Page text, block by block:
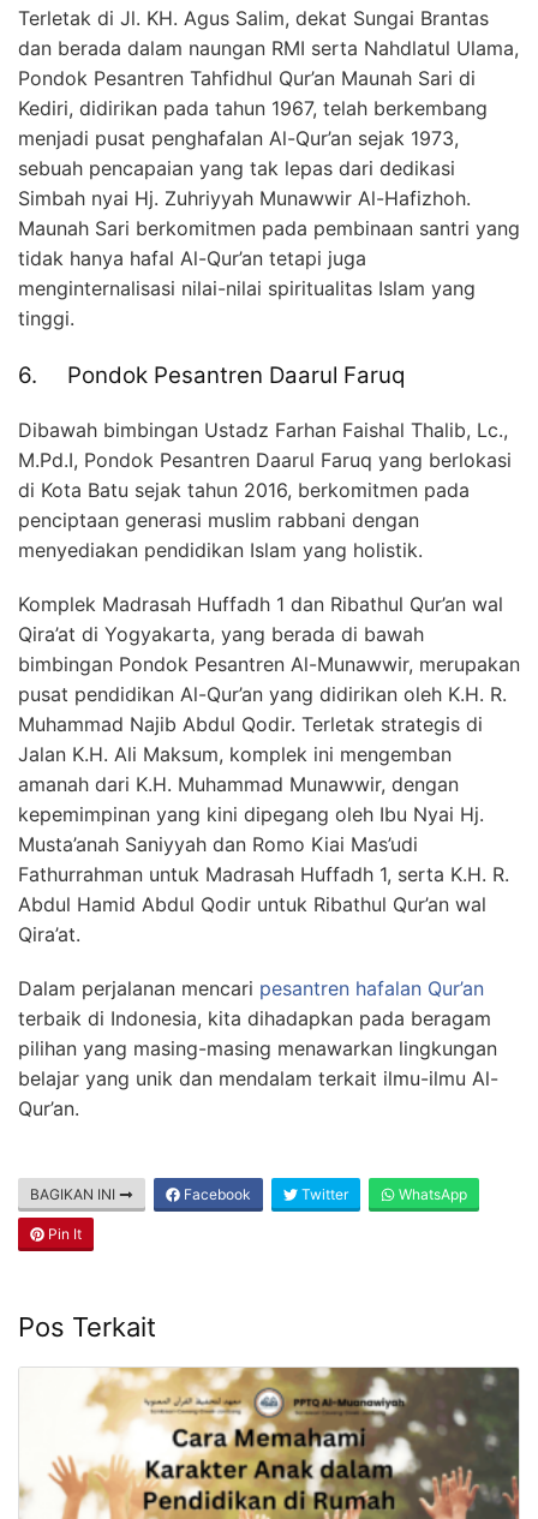
Terletak di Jl. KH. Agus Salim, dekat Sungai Brantas
dan berada dalam naungan RMI serta Nahdlatul Ulama,
Pondok Pesantren Tahfidhul Qur’an Maunah Sari di
Kediri, didirikan pada tahun 1967, telah berkembang
menjadi pusat penghafalan Al-Qur’an sejak 1973,
sebuah pencapaian yang tak lepas dari dedikasi
Simbah nyai Hj. Zuhriyyah Munawwir Al-Hafizhoh.
Maunah Sari berkomitmen pada pembinaan santri yang
tidak hanya hafal Al-Qur’an tetapi juga
menginternalisasi nilai-nilai spiritualitas Islam yang
tinggi.
6. Pondok Pesantren Daarul Faruq
Dibawah bimbingan Ustadz Farhan Faishal Thalib, Lc.,
M.Pd.I, Pondok Pesantren Daarul Faruq yang berlokasi
di Kota Batu sejak tahun 2016, berkomitmen pada
penciptaan generasi muslim rabbani dengan
menyediakan pendidikan Islam yang holistik.
Komplek Madrasah Huffadh 1 dan Ribathul Qur’an wal
Qira’at di Yogyakarta, yang berada di bawah
bimbingan Pondok Pesantren Al-Munawwir, merupakan
pusat pendidikan Al-Qur’an yang didirikan oleh K.H. R.
Muhammad Najib Abdul Qodir. Terletak strategis di
Jalan K.H. Ali Maksum, komplek ini mengemban
amanah dari K.H. Muhammad Munawwir, dengan
kepemimpinan yang kini dipegang oleh Ibu Nyai Hj.
Musta’anah Saniyyah dan Romo Kiai Mas’udi
Fathurrahman untuk Madrasah Huffadh 1, serta K.H. R.
Abdul Hamid Abdul Qodir untuk Ribathul Qur’an wal
Qira’at.
Dalam perjalanan mencari pesantren hafalan Qur’an
terbaik di Indonesia, kita dihadapkan pada beragam
pilihan yang masing-masing menawarkan lingkungan
belajar yang unik dan mendalam terkait ilmu-ilmu Al-
Qur’an.
BAGIKAN INI Facebook Twitter WhatsApp
Pin It
Pos Terkait